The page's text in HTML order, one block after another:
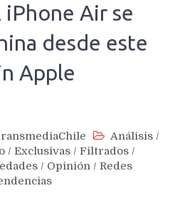
Air se
desde este
Apple
Análisis /
/ Exclusivas / Filtrados /
/ Opinión / Redes